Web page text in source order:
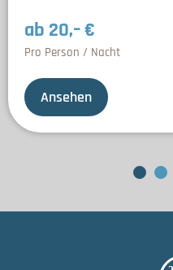
ab 20,– €
Pro Person / Nacht
Ansehen